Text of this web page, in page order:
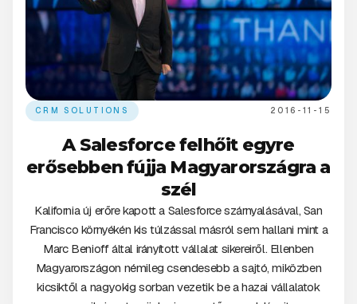
CRM SOLUTIONS 2016-11-15
A Salesforce felhőit egyre
erősebben fújja Magyarországra a
szél
Kalifornia új erőre kapott a Salesforce szárnyalásával, San
Francisco környékén kis túlzással másról sem hallani mint a
Marc Benioff által irányított vállalat sikereiről. Ellenben
Magyarországon némileg csendesebb a sajtó, miközben
kicsiktől a nagyokig sorban vezetik be a hazai vállalatok